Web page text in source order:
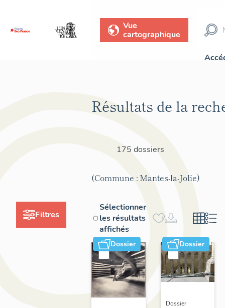
Vue
cartographique
Filtres
Résultats de la
175 dossiers
(Commune : Mantes-la-Jolie)
Sélectionner
les résultats
affichés
Dossier Dossier
Dossier